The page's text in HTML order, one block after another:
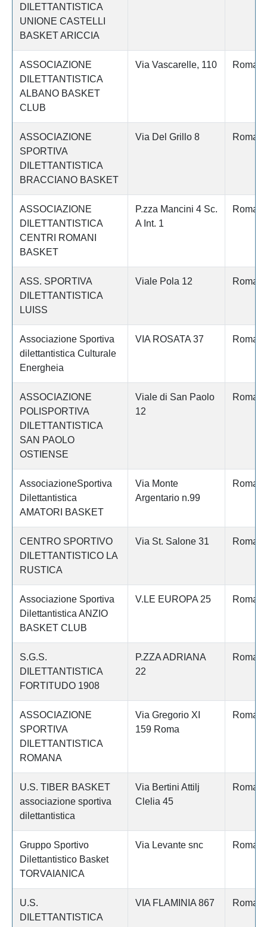
DILETTANTISTICA
UNIONE CASTELLI
BASKET ARICCIA
ASSOCIAZIONE
DILETTANTISTICA
ALBANO BASKET
CLUB
Via Vascarelle, 110 Roma
ASSOCIAZIONE
SPORTIVA
DILETTANTISTICA
BRACCIANO BASKET
Via Del Grillo 8 Roma
ASSOCIAZIONE
DILETTANTISTICA
CENTRI ROMANI
BASKET
P.zza Mancini 4 Sc.
A Int. 1
Roma
ASS. SPORTIVA
DILETTANTISTICA
LUISS
Viale Pola 12 Roma
Associazione Sportiva
dilettantistica Culturale
Energheia
VIA ROSATA 37 Roma
ASSOCIAZIONE
POLISPORTIVA
DILETTANTISTICA
SAN PAOLO
OSTIENSE
Viale di San Paolo
12
Roma
AssociazioneSportiva
Dilettantistica
AMATORI BASKET
Via Monte
Argentario n.99
Roma
CENTRO SPORTIVO
DILETTANTISTICO LA
RUSTICA
Via St. Salone 31 Roma
Associazione Sportiva
Dilettantistica ANZIO
BASKET CLUB
V.LE EUROPA 25 Roma
S.G.S.
DILETTANTISTICA
FORTITUDO 1908
P.ZZA ADRIANA
22
Roma
ASSOCIAZIONE
SPORTIVA
DILETTANTISTICA
ROMANA
Via Gregorio XI
159 Roma
Roma
U.S. TIBER BASKET
associazione sportiva
dilettantistica
Via Bertini Attilj
Clelia 45
Roma
Gruppo Sportivo
Dilettantistico Basket
TORVAIANICA
Via Levante snc Roma
U.S.
DILETTANTISTICA
VIA FLAMINIA 867 Roma